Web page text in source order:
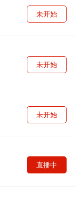
未开始
未开始
未开始
直播中